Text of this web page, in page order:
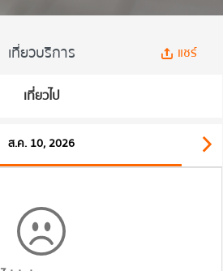
เที่ยวบริการ แชร์
เที่ยวไป
ส.ค. 10, 2026